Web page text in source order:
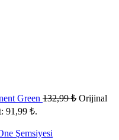
Green 132,99₺ Orijinal
91,99 ₺.